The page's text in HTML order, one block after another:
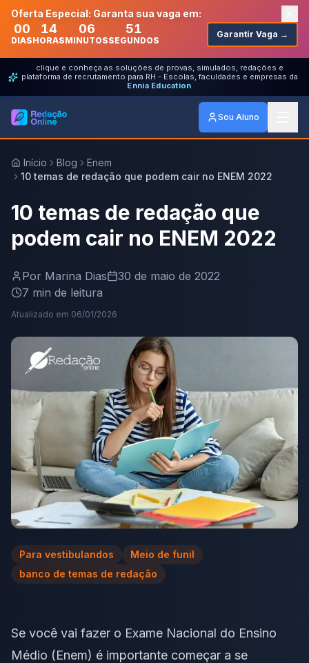
Oferta Especial: Garanta sua vaga em:
00
DIAS
14
HORAS
06
MINUTOS
51
SEGUNDOS
Garantir Vaga →
clique e conheça as soluções de provas, simulados, redações e
plataforma de recrutamento para RH - Escolas, faculdades e empresas da
Ennia Education
Sou Aluno
Início Blog
Enem
10 temas de redação que podem cair no ENEM 2022
10 temas de redação que
podem cair no ENEM 2022
Por Marina Dias
30 de maio de 2022
7 min de leitura
Atualizado em 06/01/2026
Para vestibulandos
Meio de funil
banco de temas de redação
Se você vai fazer o Exame Nacional do Ensino
Médio (Enem) é importante começar a se